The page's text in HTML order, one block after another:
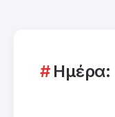
Ημέρα: